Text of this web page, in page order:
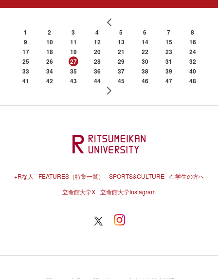
1 2 3 4 5 6 7
8
9
10 11 12 13 14 15
16
17
18 19 20 21 22 23
24
25
26 27 28 29 30 31
32
33
34 35 36 37 38 39
40
41
42 43 44 45 46 47 48
+Rな人 FEATURES（特集一覧） SPORTS&CULTURE
在学生の方へ
立命館大学X 立命館大学Instagram